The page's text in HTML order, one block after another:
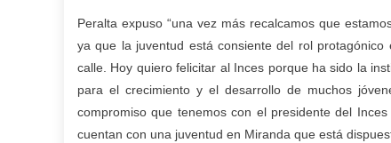
Peralta expuso “una vez más recalcamos que
ya que la juventud está consiente del rol
calle. Hoy quiero felicitar al Inces porque ha sido la
para el crecimiento y el desarrollo de muchos
compromiso que tenemos con el presidente del
cuentan con una juventud en Miranda que está